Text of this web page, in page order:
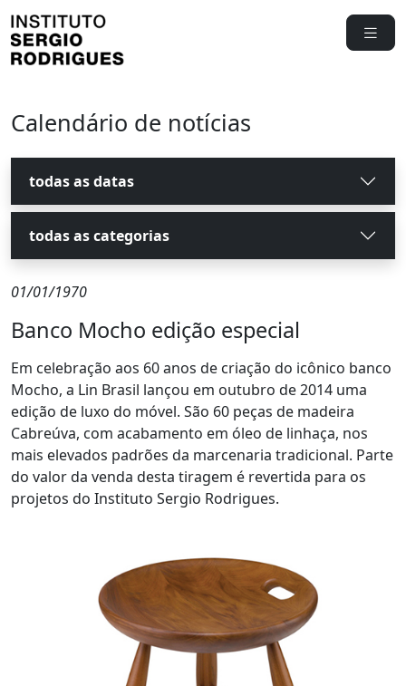
Calendário de notícias
todas as datas
todas as categorias
01/01/1970
Banco Mocho edição especial
Em celebração aos 60 anos de criação do icônico banco
Mocho, a Lin Brasil lançou em outubro de 2014 uma
edição de luxo do móvel. São 60 peças de madeira
Cabreúva, com acabamento em óleo de linhaça, nos
mais elevados padrões da marcenaria tradicional. Parte
do valor da venda desta tiragem é revertida para os
projetos do Instituto Sergio Rodrigues.